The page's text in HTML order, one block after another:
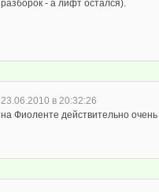
разборок - а лифт остался).
23.06.2010 в 20:32:26
на Фиоленте действительно